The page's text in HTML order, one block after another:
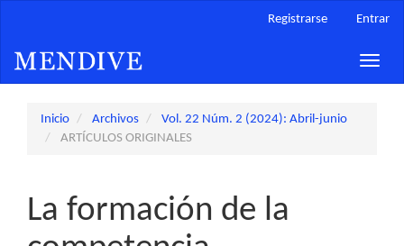
principal
Barra
Registrarse Entrar
Toggle
Inicio Archivos
Vol. 22 Núm. 2 (2024): Abril-junio
ARTÍCULOS ORIGINALES
La formación de la